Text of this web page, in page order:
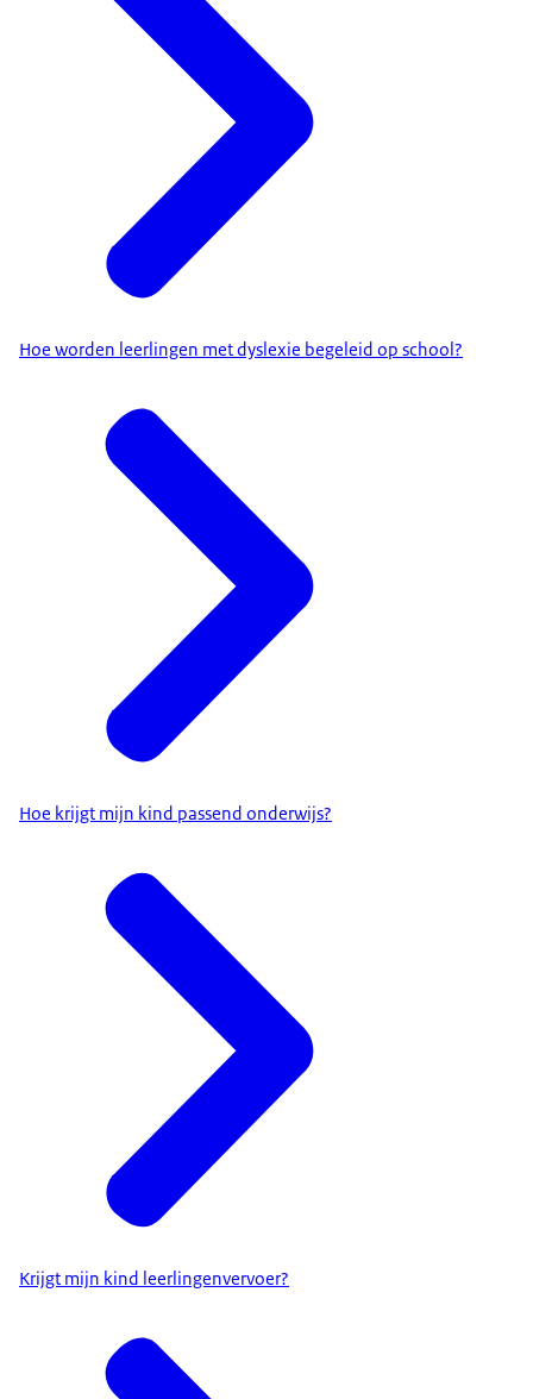
Hoe worden leerlingen met dyslexie begeleid op school?
Hoe krijgt mijn kind passend onderwijs?
Krijgt mijn kind leerlingenvervoer?